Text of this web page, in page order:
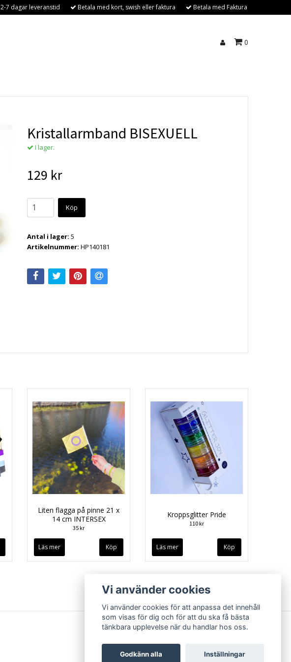
2-7 dagar leveranstid Betala med kort, swish eller faktura Betala med Faktura
0
Kristallarmband BISEXUELL
I lager.
129 kr
Köp
Antal i lager: 5
Artikelnummer: HP140181
Liten flagga på pinne 21 x
14 cm INTERSEX
35 kr
Läs mer
Kroppsglitter Pride
110 kr
Läs mer
Vi använder cookies
Vi använder cookies för att anpassa det innehåll
som visas för dig och för att du ska få bästa
tänkbara upplevelse när du handlar hos oss.
Godkänn alla Inställningar